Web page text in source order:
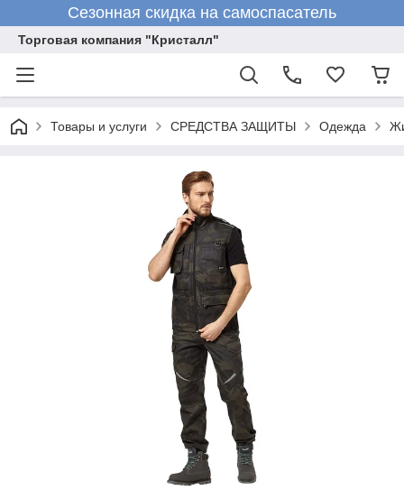
Сезонная скидка на самоспасатель
Торговая компания "Кристалл"
Товары и услуги СРЕДСТВА ЗАЩИТЫ Одежда